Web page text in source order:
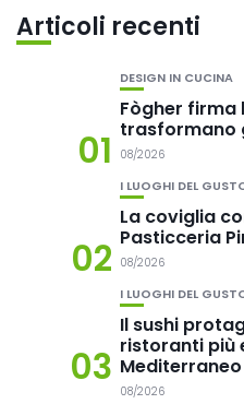
Articoli recenti
01
DESIGN IN CUCINA
Fògher firma
trasformano
08/2026
02
I LUOGHI DEL
La coviglia
Pasticceria
08/2026
03
I LUOGHI DEL
Il sushi
ristoranti più
Mediterraneo
08/2026